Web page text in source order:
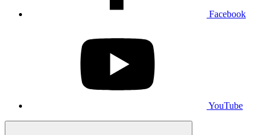
Facebook
YouTube